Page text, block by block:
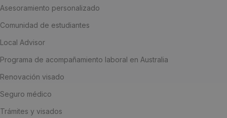
Asesoramiento personalizado
Comunidad de estudiantes
Local Advisor
Programa de acompañamiento laboral en Australia
Renovación visado
Seguro médico
Trámites y visados